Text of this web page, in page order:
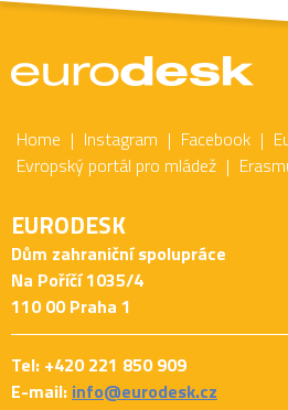
Home Instagram Facebook
Evropský portál pro mládež
EURODESK
Dům zahraniční spolupráce
Na Poříčí 1035/4
110 00 Praha 1
Tel: +420 221 850 909
E-mail: info@eurodesk.cz